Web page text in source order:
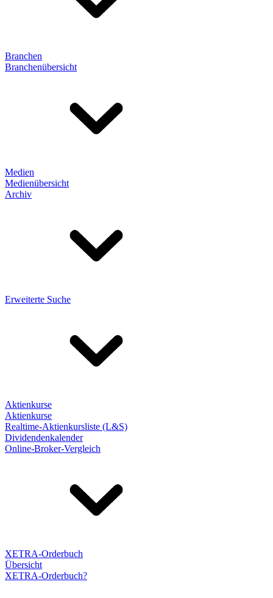
Branchen
Branchenübersicht
Medien
Medienübersicht
Archiv
Erweiterte Suche
Aktienkurse
Aktienkurse
Realtime-Aktienkursliste (L&S)
Dividendenkalender
Online-Broker-Vergleich
XETRA-Orderbuch
Übersicht
XETRA-Orderbuch?